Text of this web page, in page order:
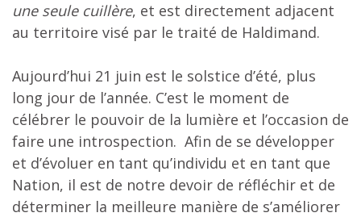
une seule cuillère, et est directement adjacent
au territoire visé par le traité de Haldimand.
Aujourd’hui 21 juin est le solstice d’été, plus
long jour de l’année. C’est le moment de
célébrer le pouvoir de la lumière et l’occasion de
faire une introspection. Afin de se développer
et d’évoluer en tant qu’individu et en tant que
Nation, il est de notre devoir de réfléchir et de
déterminer la meilleure manière de s’améliorer